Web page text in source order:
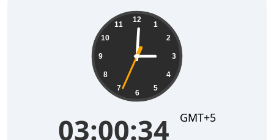
12
1
2
3
4
5
6
7
8
9
10
11
03:00:34 GMT+5